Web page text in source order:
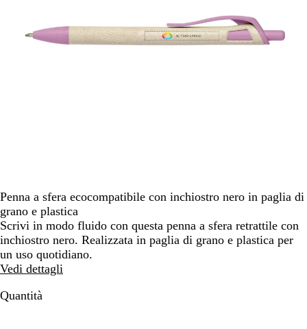
e
le
Penna a sfera ecocompatibile con inchiostro nero in paglia di
grano e plastica
Scrivi in modo fluido con questa penna a sfera retrattile con
inchiostro nero. Realizzata in paglia di grano e plastica per
un uso quotidiano.
Vedi dettagli
Quantità